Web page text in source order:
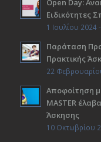
Open Day:
Ειδικότητες
1 Ιουλίου 2024
Παράταση
Πρακτικής
22
Αποφοίτηση
ΜΑSTER
Άσκησης
10 Οκτωβρίου